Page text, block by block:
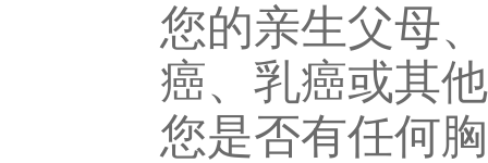
您的亲生父母
癌、乳癌或其
您是否有任何